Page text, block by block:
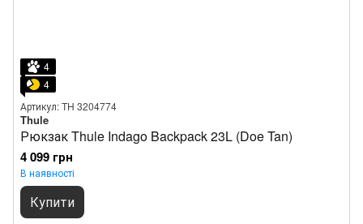
4
4
Артикул: TH 3204774
Thule
Рюкзак Thule Indago Backpack 23L (Doe Tan)
4 099 грн
В наявності
Купити